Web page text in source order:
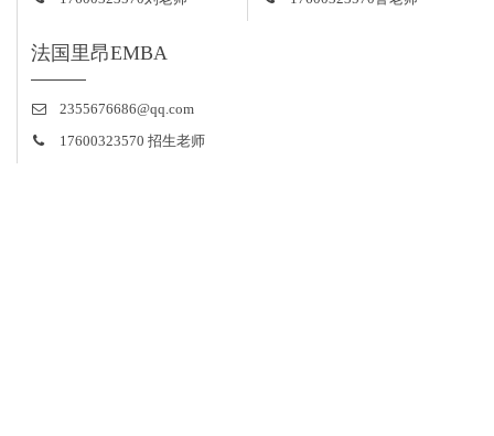
法国里昂EMBA
2355676686@qq.com
17600323570 招生老师